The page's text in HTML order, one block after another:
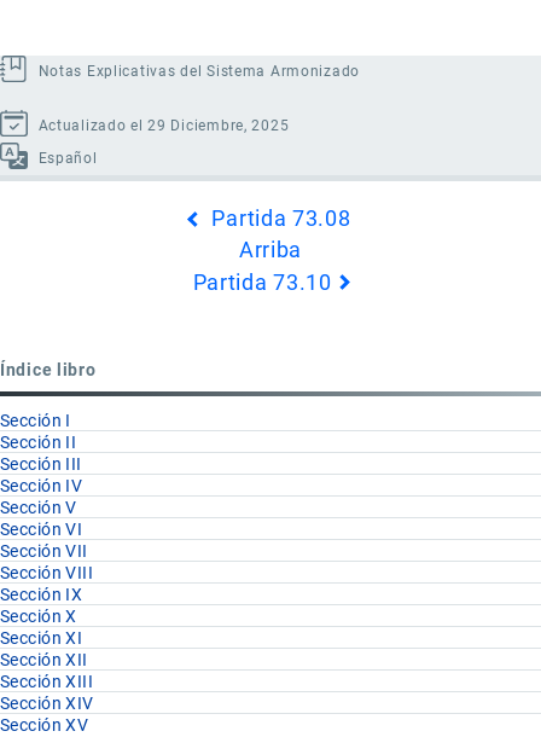
Notas Explicativas del Sistema Armonizado
Actualizado el 29 Diciembre, 2025
Español
Partida 73.08
Arriba
Partida 73.10
Índice libro
Sección I
Sección II
Sección III
Sección IV
Sección V
Sección VI
Sección VII
Sección VIII
Sección IX
Sección X
Sección XI
Sección XII
Sección XIII
Sección XIV
Sección XV